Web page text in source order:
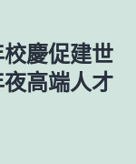
慶促建世
高端人才